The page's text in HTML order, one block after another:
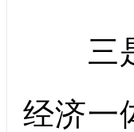
三是
经济一